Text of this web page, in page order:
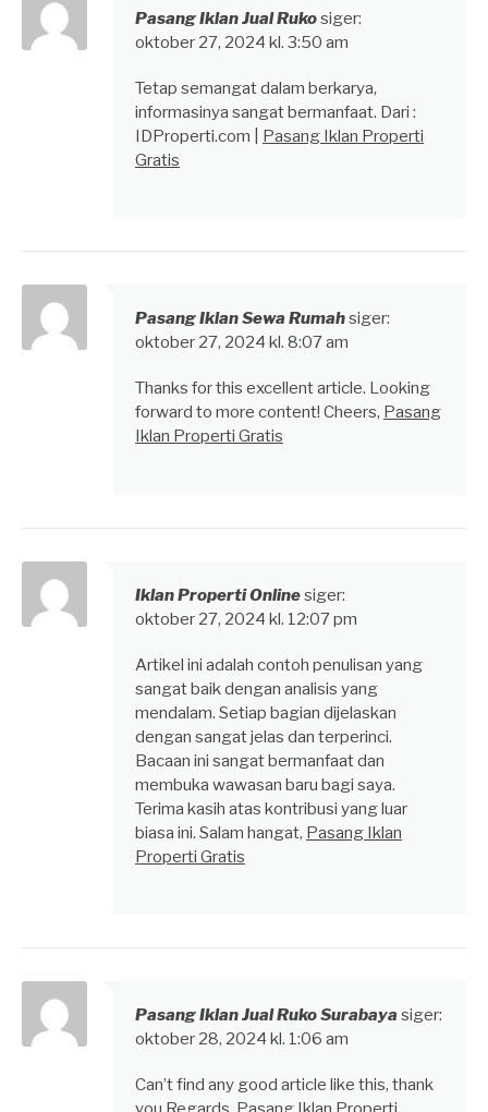
Pasang Iklan Jual Rukosiger:
oktober 27, 2024 kl. 3:50 am
Tetap semangat dalam berkarya,
informasinya sangat bermanfaat. Dari :
IDProperti.com | Pasang Iklan Properti
Gratis
Pasang Iklan Sewa Rumahsiger:
oktober 27, 2024 kl. 8:07 am
Thanks for this excellent article. Looking
forward to more content! Cheers, Pasang
Iklan Properti Gratis
Iklan Properti Onlinesiger:
oktober 27, 2024 kl. 12:07 pm
Artikel ini adalah contoh penulisan yang
sangat baik dengan analisis yang
mendalam. Setiap bagian dijelaskan
dengan sangat jelas dan terperinci.
Bacaan ini sangat bermanfaat dan
membuka wawasan baru bagi saya.
Terima kasih atas kontribusi yang luar
biasa ini. Salam hangat, Pasang Iklan
Properti Gratis
Pasang Iklan Jual Ruko Surabaya siger:
oktober 28, 2024 kl. 1:06 am
Can’t find any good article like this, thank